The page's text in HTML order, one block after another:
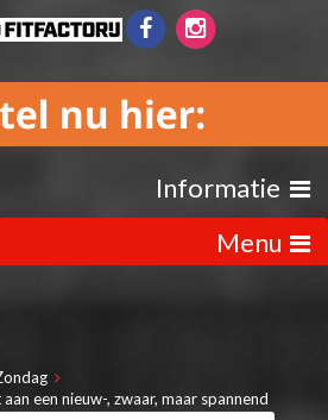
Informatie
Menu
een nieuw-, zwaar, maar spannend